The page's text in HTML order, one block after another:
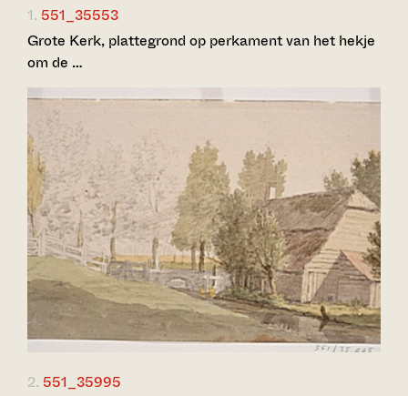
1. 551_35553
Grote Kerk, plattegrond op perkament van het hekje
om de …
2. 551_35995